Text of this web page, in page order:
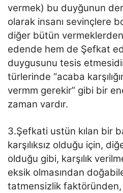
vermek) bu duyğunun
olarak insanı sevinçlere
diğer bütün
edende hem de Şefkat
duygusunu tesis
türlerinde “acaba
vermm gerekir” gibi bir
zaman vardır.
3.Şefkati ustün kılan bir
karşılıksız olduğu için,
olduğu gibi, karşılık
eksik olmasından
tatmensizlik